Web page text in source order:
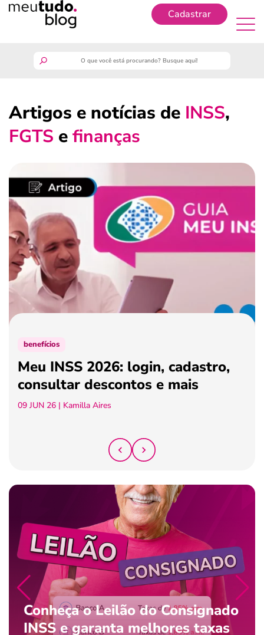
Cadastrar
guia do trabalhador
benefícios
crédito fácil
últimas notícias
ferramentas
Artigos e notícias de INSS,
FGTS efinanças
benefícios
Meu INSS 2026: login, cadastro,
consultar descontos e mais
09 JUN 26 | Kamilla Aires
Conheça o Leilão do Consignado
INSS e garanta melhores taxas